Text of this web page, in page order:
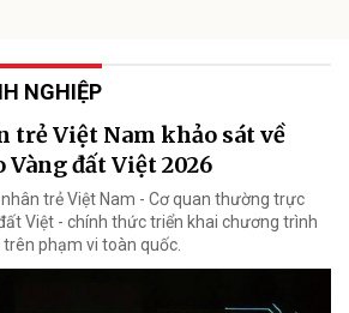
NGHIỆP
trẻ Việt Nam khảo sát về
Vàng đất Việt 2026
trẻ Việt Nam - Cơ quan thường trực
Việt - chính thức triển khai chương trình
phạm vi toàn quốc.